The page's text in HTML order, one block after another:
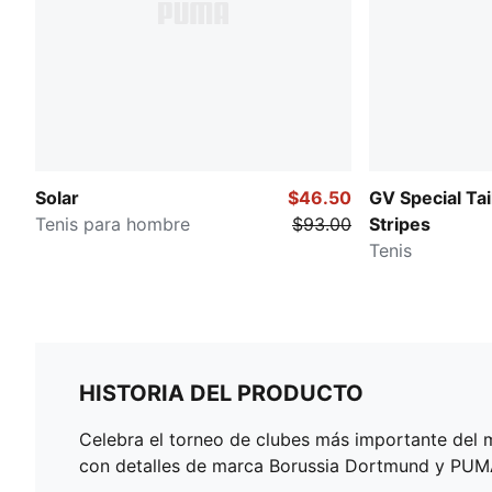
Solar
Tenis para hombre
$46.50
$93.00
GV Special
Stripes
Tenis
HISTORIA DEL PRODUCTO
Celebra el torneo de clubes más importante del
con detalles de marca Borussia Dortmund y